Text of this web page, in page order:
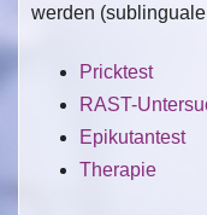
werden
Pricktest
RAST-
Epikutantest
Therapie